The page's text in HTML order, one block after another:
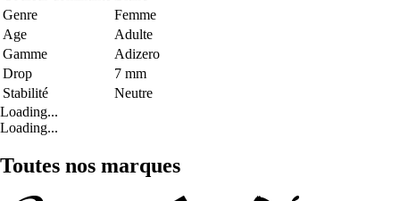
Genre
Femme
Age
Adulte
Gamme
Adizero
Drop
7 mm
Stabilité
Neutre
Loading...
Loading...
Toutes nos marques